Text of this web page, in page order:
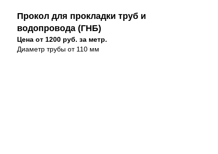
Прокол для прокладки труб и
водопровода (ГНБ)
Цена от 1200 руб. за метр.
Диаметр трубы от 110 мм